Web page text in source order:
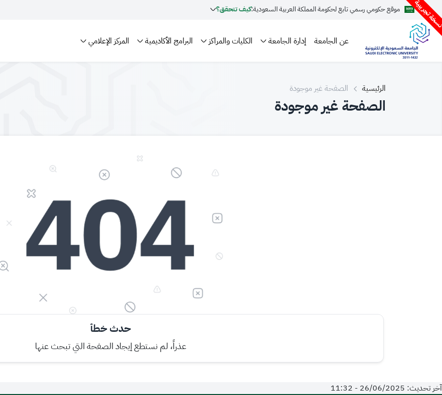
تجريبية موقع حكومي رسمي تابع لحكومة المملكة العربية السعودية:كيف تتحقق؟
عن الجامعة إدارة الجامعة الكليات والمراكز البرامج الأكاديمية المركز الإعلامي
الرئيسية الصفحة غير موجودة
الصفحة غير موجودة
حدث خطأ
عذراً، لم نستطع إيجاد الصفحة التي تبحث عنها
آخر تحديث: 26/06/2025 - 11:32